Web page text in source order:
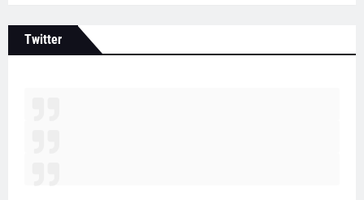
Twitter